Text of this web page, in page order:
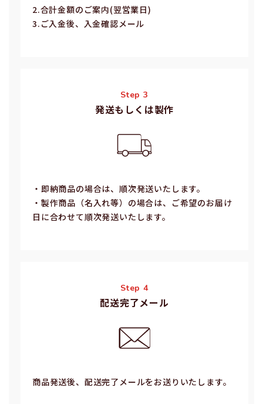
2.合計⾦額のご案内(翌営業⽇)
3.ご⼊⾦後、⼊⾦確認メール
Step 3
発送もしくは製作
・即納商品の場合は、順次発送いたします。
・製作商品（名⼊れ等）の場合は、ご希望のお届け
⽇に合わせて順次発送いたします。
Step 4
配送完了メール
商品発送後、配送完了メールをお送りいたします。